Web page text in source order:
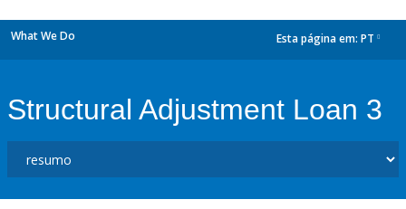
What We Do Esta página em: PT
Structural Adjustment Loan 3